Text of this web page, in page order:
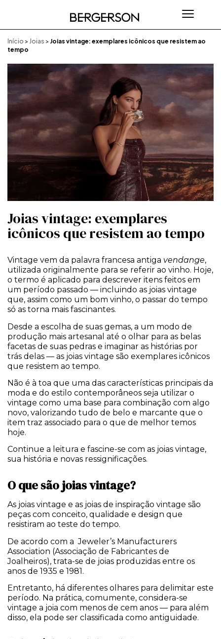
Início > Joias > Joias vintage: exemplares icônicos que resistem ao
tempo
Joias vintage: exemplares
icônicos que resistem ao tempo
Vintage vem da palavra francesa antiga vendange,
utilizada originalmente para se referir ao vinho. Hoje,
o termo é aplicado para descrever itens feitos em
um período passado — incluindo as joias vintage
que, assim como um bom vinho, o passar do tempo
só as torna mais fascinantes.
Desde a escolha de suas gemas, a um modo de
produção mais artesanal até o olhar para as belas
facetas de suas pedras e imaginar as histórias por
trás delas — as joias vintage são exemplares icônicos
que resistem ao tempo.
Não é à toa que uma das características principais da
moda e do estilo contemporâneos seja utilizar o
vintage como uma base para combinação com algo
novo, valorizando tudo de belo e marcante que o
item traz associado para o que de melhor temos
hoje.
Continue a leitura e fascine-se com as joias vintage,
sua história e novas ressignificações.
O que são joias vintage?
As joias vintage e as joias de inspiração vintage são
peças com conceito, qualidade e design que
resistiram ao teste do tempo.
De acordo com a Jeweler’s Manufacturers
Association (Associação de Fabricantes de
Joalheiros), trata-se de joias produzidas entre os
anos de 1935 e 1981.
Entretanto, há diferentes olhares para delimitar este
período. Na prática, comumente, considera-se
vintage a joia com menos de cem anos — para além
disso, ela pode ser classificada como antiguidade.